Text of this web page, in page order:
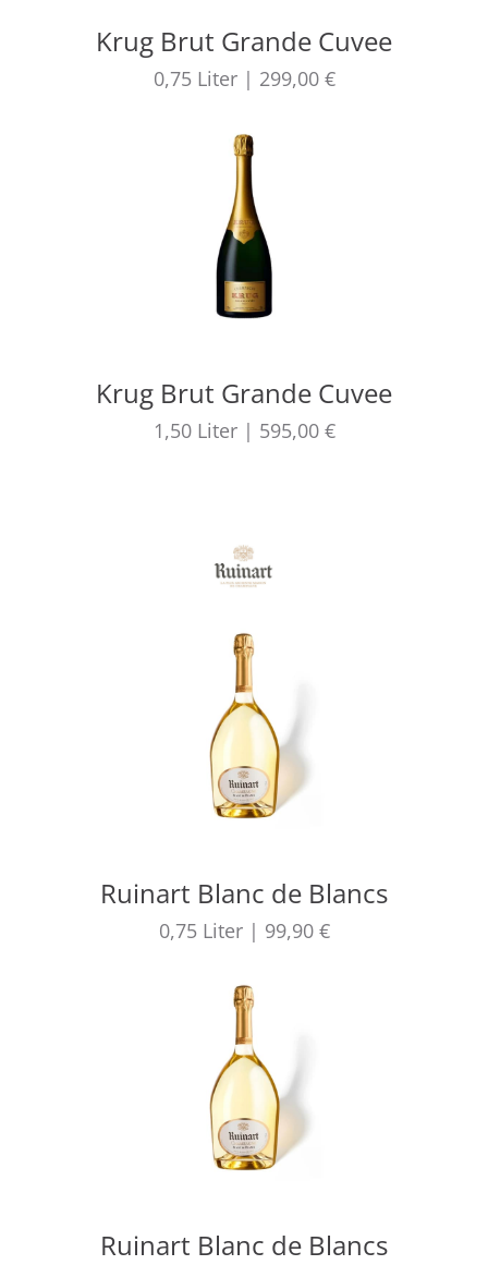
Krug Brut Grande Cuvee
0,75 Liter | 299,00 €
Krug Brut Grande Cuvee
1,50 Liter | 595,00 €
Ruinart Blanc de Blancs
0,75 Liter | 99,90 €
Ruinart Blanc de Blancs